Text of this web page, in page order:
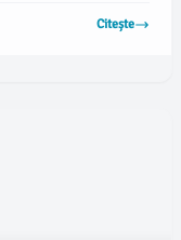
jucători care
Citește